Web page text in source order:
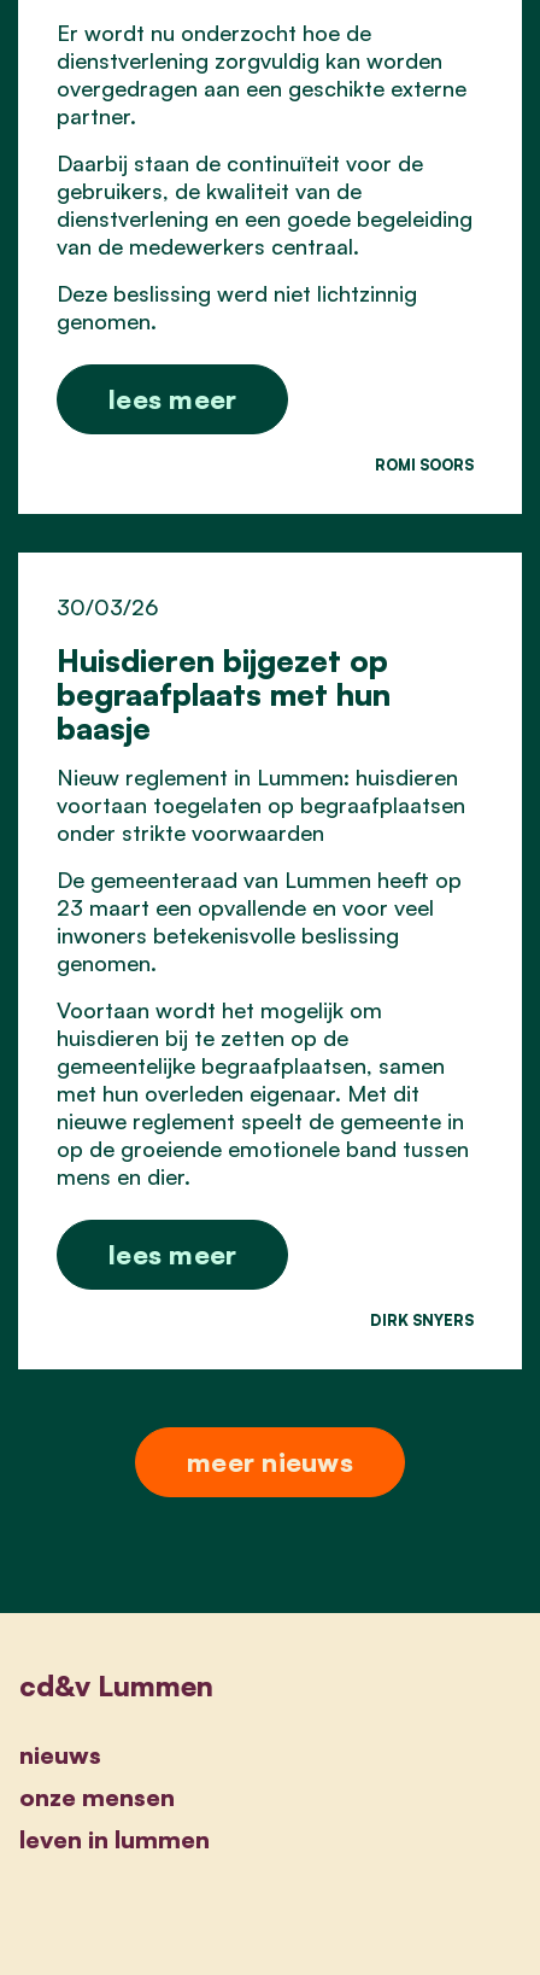
Er wordt nu onderzocht hoe de
dienstverlening zorgvuldig kan worden
overgedragen aan een geschikte externe
partner.
Daarbij staan de continuïteit voor de
gebruikers, de kwaliteit van de
dienstverlening en een goede begeleiding
van de medewerkers centraal.
Deze beslissing werd niet lichtzinnig
genomen.
lees meer
ROMI SOORS
Huisdieren bijgezet op
begraafplaats met hun
baasje
30/03/26
Nieuw reglement in Lummen: huisdieren
voortaan toegelaten op begraafplaatsen
onder strikte voorwaarden
De gemeenteraad van Lummen heeft op
23 maart een opvallende en voor veel
inwoners betekenisvolle beslissing
genomen.
Voortaan wordt het mogelijk om
huisdieren bij te zetten op de
gemeentelijke begraafplaatsen, samen
met hun overleden eigenaar. Met dit
nieuwe reglement speelt de gemeente in
op de groeiende emotionele band tussen
mens en dier.
lees meer
DIRK SNYERS
meer nieuws
cd&v Lummen
nieuws
onze mensen
leven in lummen